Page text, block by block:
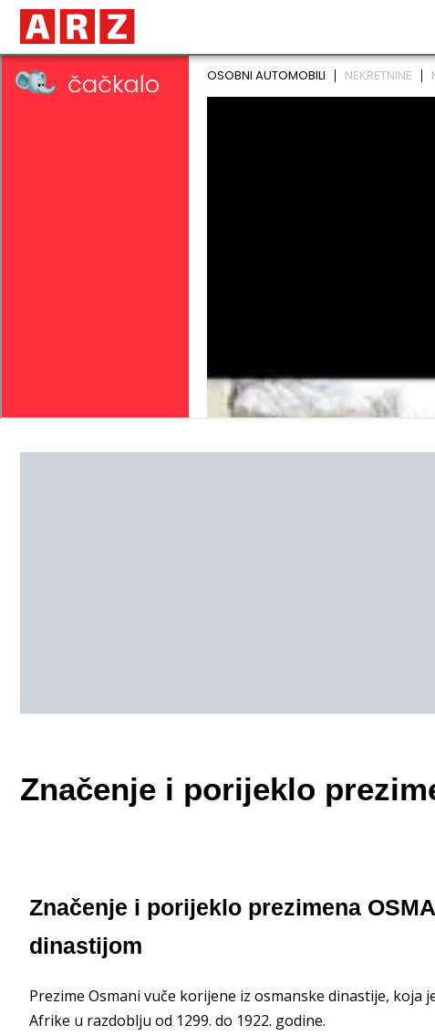
Značenje i porijeklo
Značenje i porijeklo prezimena
dinastijom
Prezime Osmani vuče korijene iz osmanske dinastije, koja
Afrike u razdoblju od 1299. do 1922. godine.